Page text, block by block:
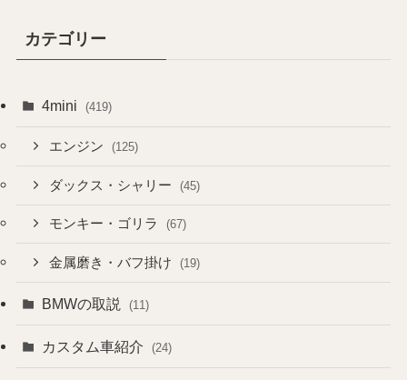
カテゴリー
4mini (419)
エンジン (125)
ダックス・シャリー (45)
モンキー・ゴリラ (67)
金属磨き・バフ掛け (19)
BMWの取説 (11)
カスタム車紹介 (24)